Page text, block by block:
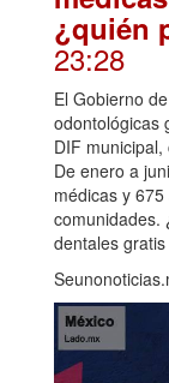
¿quién
23:28
El Gobierno
odontológicas
DIF
De enero a
médicas y
comunidades.
dentales